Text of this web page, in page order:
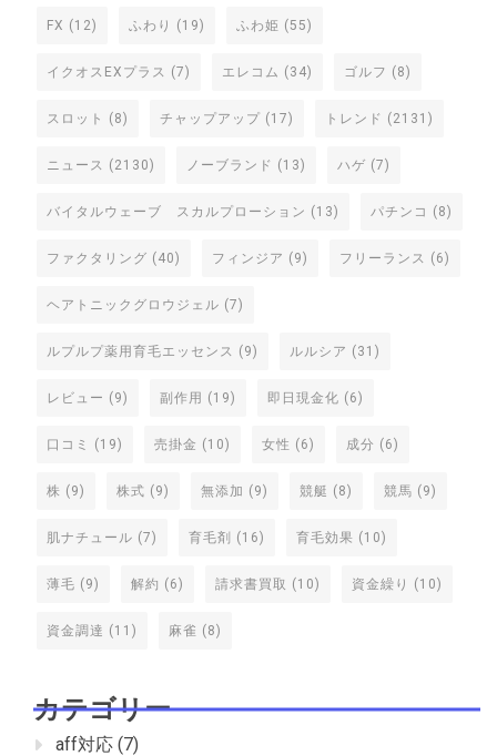
FX (12) ふわり (19) ふわ姫 (55)
イクオスEXプラス (7) エレコム (34) ゴルフ (8)
スロット (8) チャップアップ (17) トレンド (2131)
ニュース (2130) ノーブランド (13) ハゲ (7)
バイタルウェーブ スカルプローション (13) パチンコ (8)
ファクタリング (40) フィンジア (9) フリーランス (6)
ヘアトニックグロウジェル (7)
ルプルプ薬用育毛エッセンス (9) ルルシア (31)
レビュー (9) 副作用 (19) 即日現金化 (6)
口コミ (19) 売掛金 (10) 女性 (6) 成分 (6)
株 (9) 株式 (9) 無添加 (9) 競艇 (8) 競馬 (9)
肌ナチュール (7) 育毛剤 (16) 育毛効果 (10)
薄毛 (9) 解約 (6) 請求書買取 (10) 資金繰り (10)
資金調達 (11) 麻雀 (8)
カテゴリー
aff対応 (7)